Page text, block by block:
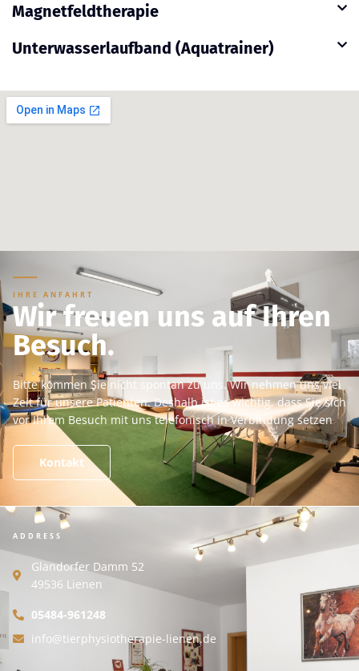
Magnetfeldtherapie
Unterwasserlaufband (Aquatrainer)
IHRE ANFAHRT
Wir freuen uns auf Ihren
Besuch.
Bitte kommen Sie nicht spontan zu uns. Wir nehmen uns viel
Zeit für unsere Patienten. Deshalb ist es wichtig, dass Sie sich
vor Ihrem Besuch mit uns telefonisch in Verbindung setzen
Kontakt
ADDRESS
Glandorfer Damm 52
49536 Lienen
05484-961248
info@tierphysiotherapie-lienen.de